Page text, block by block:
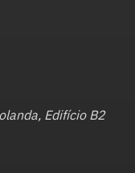
Edifício B2